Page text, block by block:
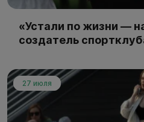
«Устали по жизни —
создатель
27 июля